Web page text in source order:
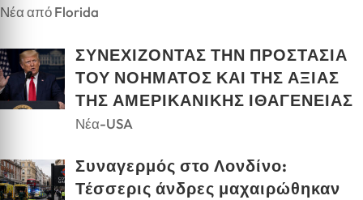
Νέα από Florida
ΣΥΝΕΧΙΖΟΝΤΑΣ ΤΗΝ ΠΡΟΣΤΑΣΙΑ
ΤΟΥ ΝΟΗΜΑΤΟΣ ΚΑΙ ΤΗΣ ΑΞΙΑΣ
ΤΗΣ ΑΜΕΡΙΚΑΝΙΚΗΣ ΙΘΑΓΕΝΕΙΑΣ
Νέα-USA
Συναγερμός στο Λονδίνο:
Τέσσερις άνδρες μαχαιρώθηκαν